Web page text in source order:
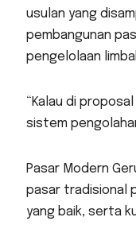
usulan yang
pembangunan
pengelolaan
“Kalau di
sistem
Pasar Modern
pasar tradisional
yang baik, serta